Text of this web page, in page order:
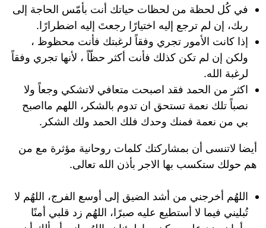
في كُل لحظة من لحظات حياتك أنت بأمّس الحاجة إلى
ربك، إن لم ترجع إليه اختيارًا رجعتَ إليه اضطرارًا.
إذا كانت الأمور تجري وفقاً لرغبتك فأنت محظوظ ،
ولكن إن لم تكن كذلك فأنت أكثر حظّاً ، لأنها تجري وفقاً
لرغبة الله.
اكثر من الحمد فقد اصبحت متعافي لاتشكي وجعاً ولا
نصباً تلك نعمة تستحق ان تدوم بالشكر، اللهم مااصبح
بي من نعمة فمنك وحدك فلك الحمد ولك الشكر.
أيضا لاتنسى أن بمشاركتك كلمات روحانية مؤثرة مع من
هم حولك ستكسب بها الاجر بأذن الله تعالى.
اللهُم أخرجني من أشد الضيق إلى أوسع الفرج، اللهُم لا
تُبليني فيما لا أستطيع عليه صبرًا، اللهُم زد قلبي أمنًا